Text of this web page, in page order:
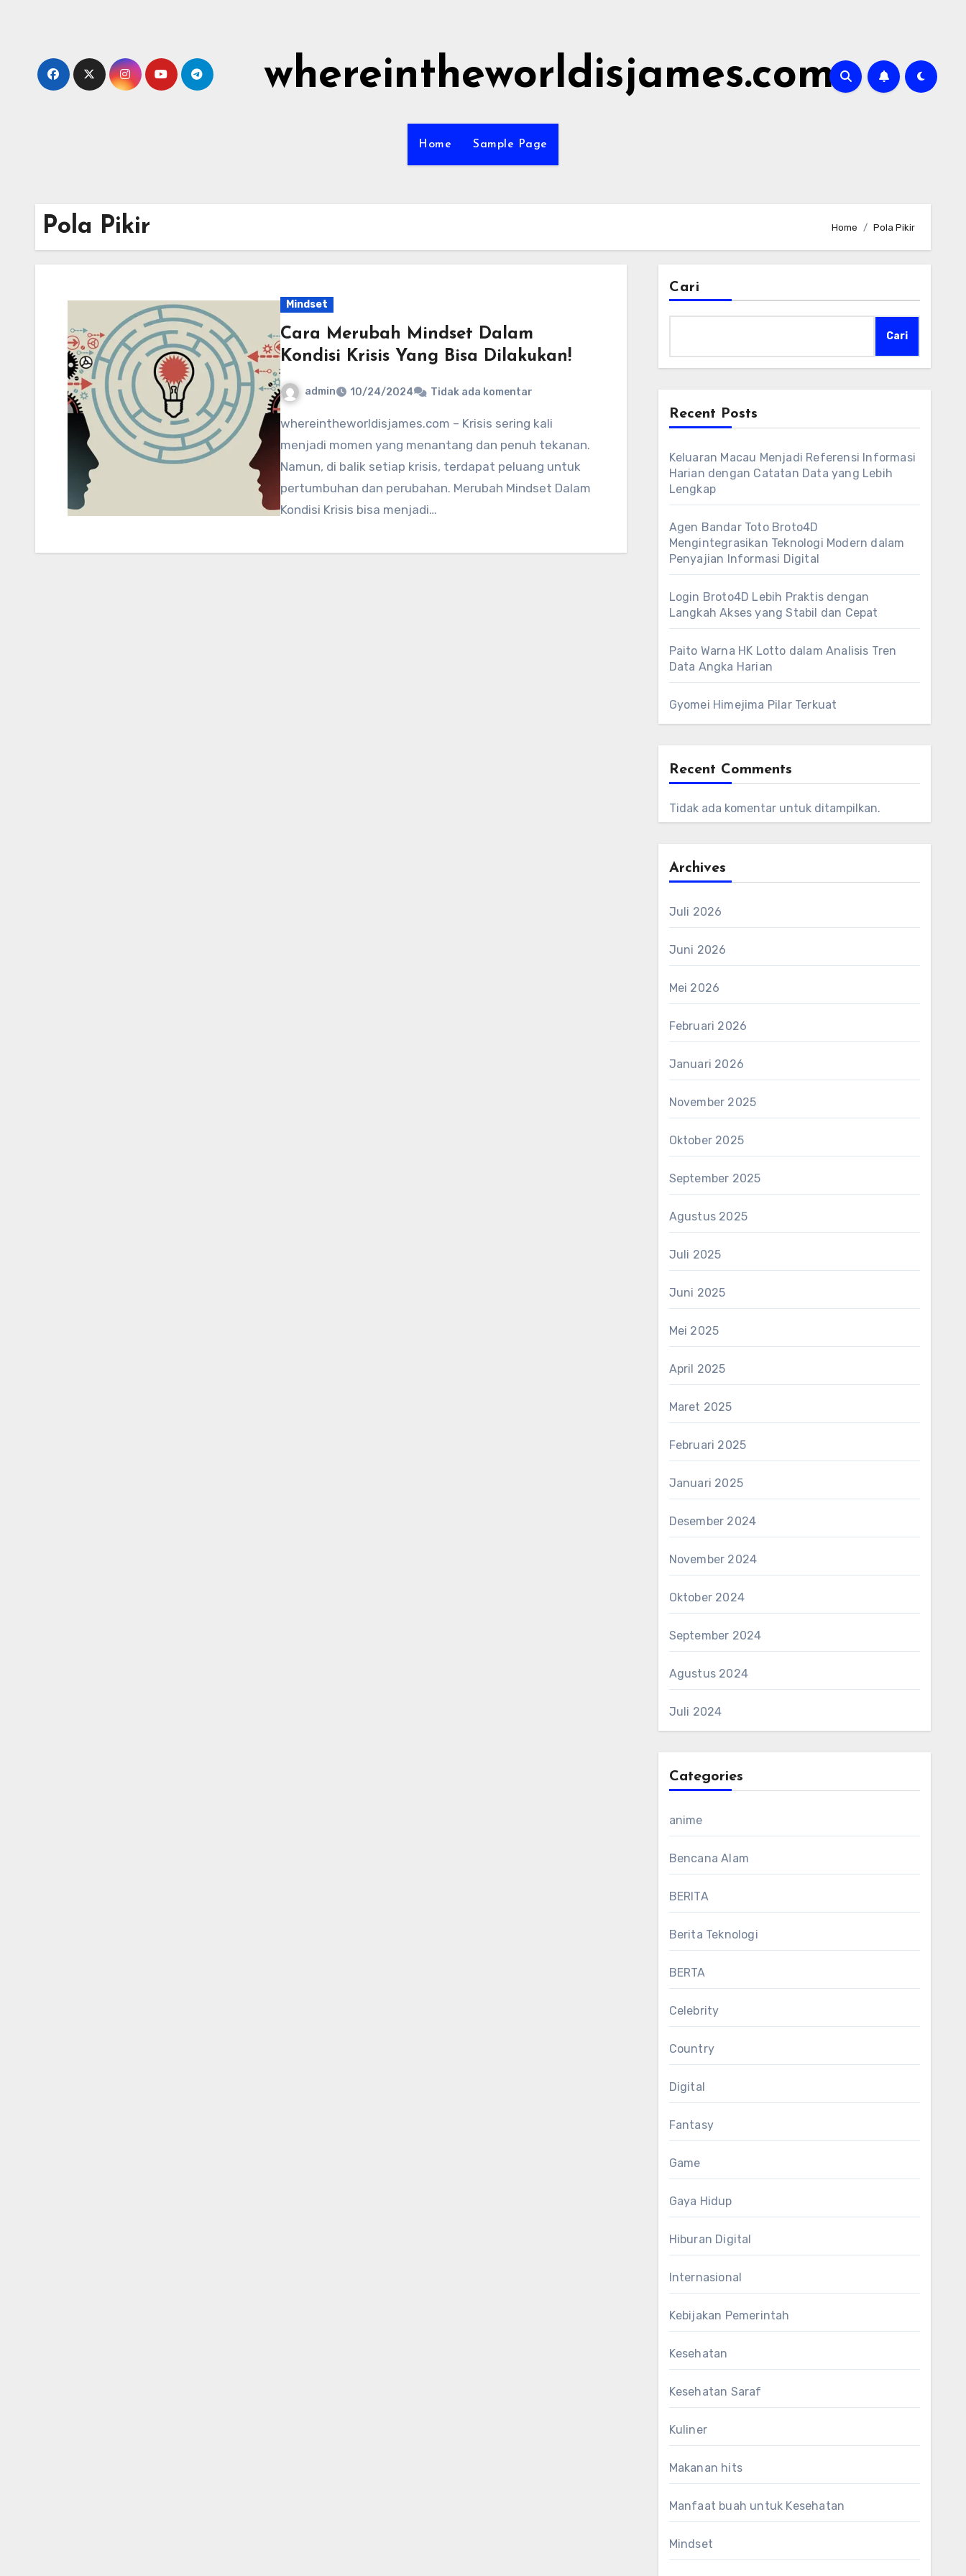
whereintheworldisjames.com
Home Sample Page
Pola Pikir Home Pola Pikir
Mindset
Cara Merubah Mindset Dalam
Kondisi Krisis Yang Bisa Dilakukan!
admin 10/24/2024 Tidak ada komentar
whereintheworldisjames.com – Krisis sering kali
menjadi momen yang menantang dan penuh tekanan.
Namun, di balik setiap krisis, terdapat peluang untuk
pertumbuhan dan perubahan. Merubah Mindset Dalam
Kondisi Krisis bisa menjadi…
Cari
Cari
Recent Posts
Keluaran Macau Menjadi Referensi Informasi
Harian dengan Catatan Data yang Lebih
Lengkap
Agen Bandar Toto Broto4D
Mengintegrasikan Teknologi Modern dalam
Penyajian Informasi Digital
Login Broto4D Lebih Praktis dengan
Langkah Akses yang Stabil dan Cepat
Paito Warna HK Lotto dalam Analisis Tren
Data Angka Harian
Gyomei Himejima Pilar Terkuat
Recent Comments
Tidak ada komentar untuk ditampilkan.
Archives
Juli 2026
Juni 2026
Mei 2026
Februari 2026
Januari 2026
November 2025
Oktober 2025
September 2025
Agustus 2025
Juli 2025
Juni 2025
Mei 2025
April 2025
Maret 2025
Februari 2025
Januari 2025
Desember 2024
November 2024
Oktober 2024
September 2024
Agustus 2024
Juli 2024
Categories
anime
Bencana Alam
BERITA
Berita Teknologi
BERTA
Celebrity
Country
Digital
Fantasy
Game
Gaya Hidup
Hiburan Digital
Internasional
Kebijakan Pemerintah
Kesehatan
Kesehatan Saraf
Kuliner
Makanan hits
Manfaat buah untuk Kesehatan
Mindset